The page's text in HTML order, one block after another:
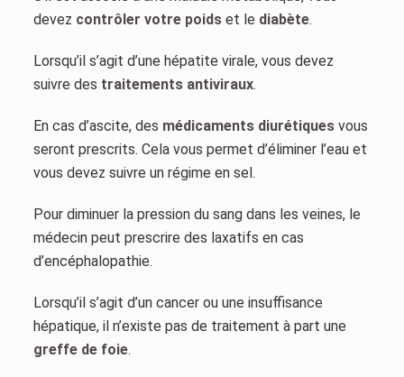
devez contrôler votre poidset le diabète.
Lorsqu’il s’agit d’une hépatite virale, vous devez
suivre des traitements antiviraux.
En cas d’ascite, des médicaments diurétiquesvous
seront prescrits. Cela vous permet d’éliminer l’eau et
vous devez suivre un régime en sel.
Pour diminuer la pression du sang dans les veines, le
médecin peut prescrire des laxatifs en cas
d’encéphalopathie.
Lorsqu’il s’agit d’un cancer ou une insuffisance
hépatique, il n’existe pas de traitement à part une
greffe de foie.